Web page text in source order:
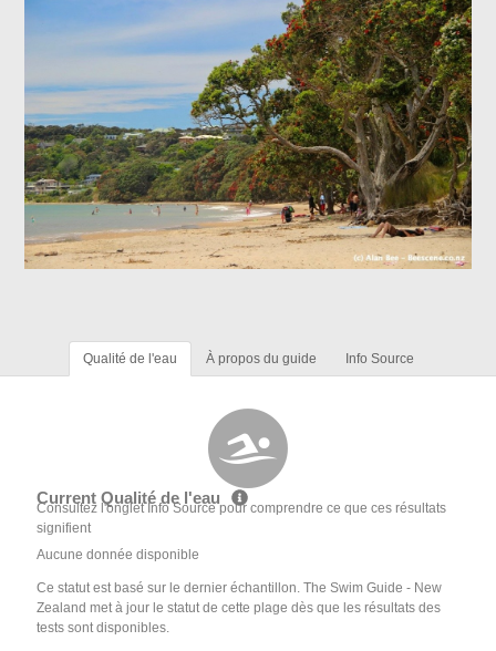
Qualité de l'eau À propos du guide Info Source
Current Qualité de l'eau
Consultez l'onglet Info Source pour comprendre ce que ces résultats
signifient
Aucune donnée disponible
Ce statut est basé sur le dernier échantillon. The Swim Guide - New
Zealand met à jour le statut de cette plage dès que les résultats des
tests sont disponibles.